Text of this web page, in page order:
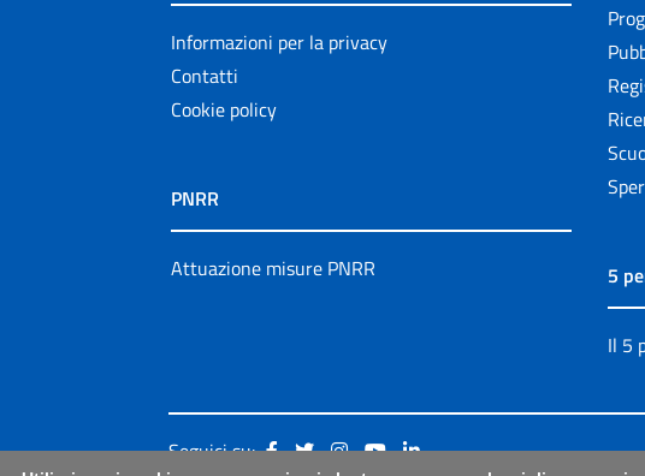
Informazioni per la privacy
Contatti
Cookie policy
PNRR
Attuazione misure PNRR 5
Il 5
Seguici su: